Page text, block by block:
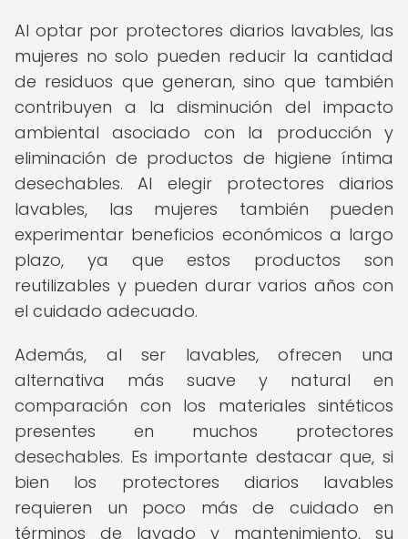
Al optar por protectores diarios lavables, las
mujeres no solo pueden reducir la cantidad
de residuos que generan, sino que también
contribuyen a la disminución del impacto
ambiental asociado con la producción y
eliminación de productos de higiene íntima
desechables. Al elegir protectores diarios
lavables, las mujeres también pueden
experimentar beneficios económicos a largo
plazo, ya que estos productos son
reutilizables y pueden durar varios años con
el cuidado adecuado.
Además, al ser lavables, ofrecen una
alternativa más suave y natural en
comparación con los materiales sintéticos
presentes en muchos protectores
desechables. Es importante destacar que, si
bien los protectores diarios lavables
requieren un poco más de cuidado en
términos de lavado y mantenimiento, su